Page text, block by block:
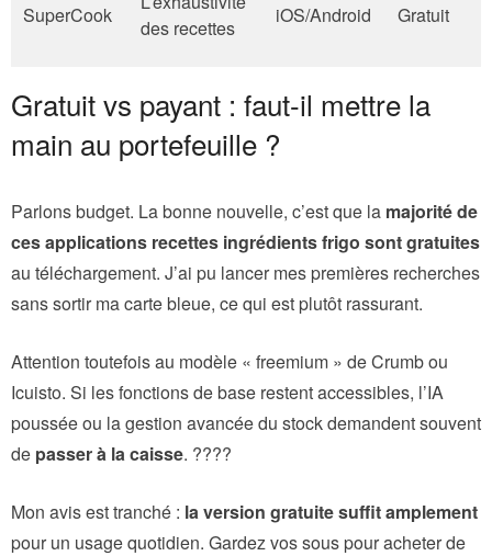
SuperCook
des recettes
iOS/Android Gratuit
Gratuit vs payant : faut-il mettre la
main au portefeuille ?
Parlons budget. La bonne nouvelle, c’est que la majorité de
ces applications recettes ingrédients frigo sont gratuites
au téléchargement. J’ai pu lancer mes premières recherches
sans sortir ma carte bleue, ce qui est plutôt rassurant.
Attention toutefois au modèle « freemium » de Crumb ou
Icuisto. Si les fonctions de base restent accessibles, l’IA
poussée ou la gestion avancée du stock demandent souvent
de passer à la caisse. ????
Mon avis est tranché : la version gratuite suffit amplement
pour un usage quotidien. Gardez vos sous pour acheter de